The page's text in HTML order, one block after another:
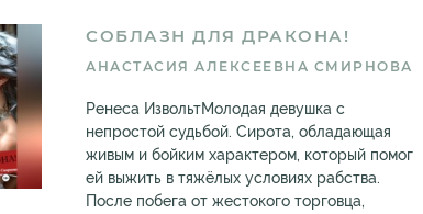
СОБЛАЗН ДЛЯ ДРАКОНА!
АНАСТАСИЯ АЛЕКСЕЕВНА СМИРНОВА
Ренеса ИзвольтМолодая девушка с
непростой судьбой. Сирота, обладающая
живым и бойким характером, который помог
ей выжить в тяжёлых условиях рабства.
После побега от жестокого торговца,